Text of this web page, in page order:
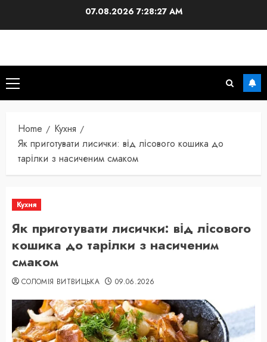
07.08.2026 7:28:28 AM
Primary
Menu
Home
Кухня
Як приготувати лисички: від лісового кошика до
тарілки з насиченим смаком
Кухня
Як приготувати лисички: від лісового
кошика до тарілки з насиченим
смаком
СОЛОМІЯ ВИТВИЦЬКА 09.06.2026